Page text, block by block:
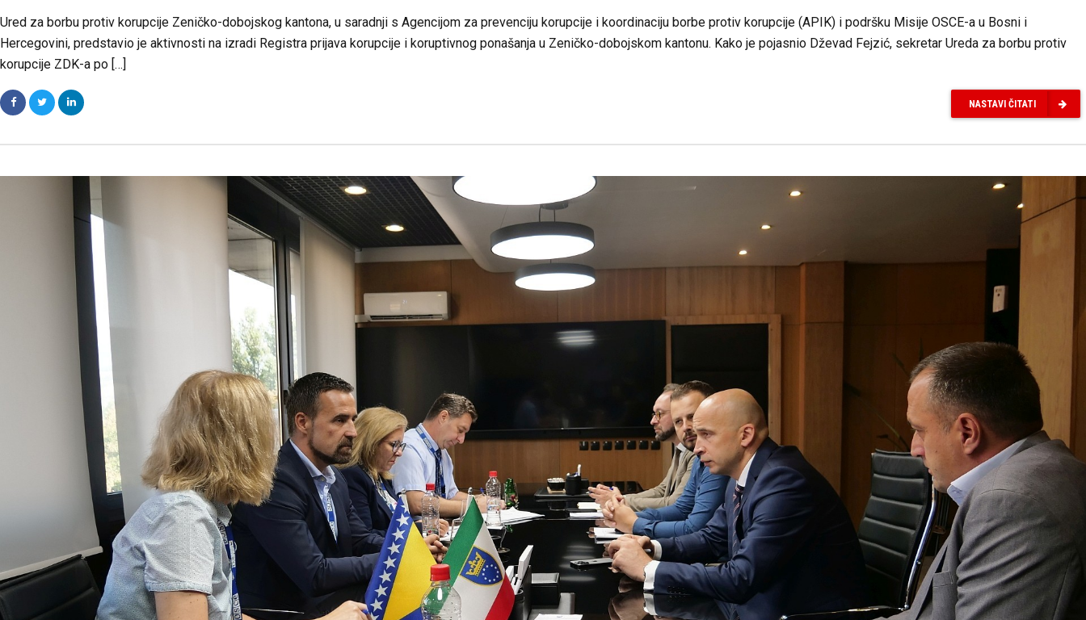
Ured za borbu protiv korupcije Zeničko-dobojskog kantona, u saradnji s Agencijom za prevenciju korupcije i koordinaciju borbe protiv korupcije (APIK) i podršku Misije OSCE-a u Bosni i
Hercegovini, predstavio je aktivnosti na izradi Registra prijava korupcije i koruptivnog ponašanja u Zeničko-dobojskom kantonu. Kako je pojasnio Dževad Fejzić, sekretar Ureda za borbu protiv
korupcije ZDK-a po […]
NASTAVI ČITATI